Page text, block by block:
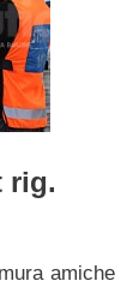
rig.
amiche